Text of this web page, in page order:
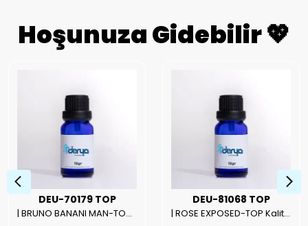
Hoşunuza Gidebilir 💖
DEU-70179 TOP
| BRUNO BANANI MAN-TOP Kalite Erkek Parfüm Esansı.|
DEU-81068 TOP
| ROSE EXPOSED-TOP Kalite Unısex Parfüm Esansı.|